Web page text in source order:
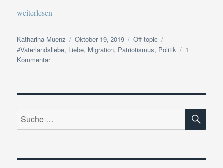
„In eigener Sache | #Vaterlandsliebe“
weiterlesen
Autor
Katharina Muenz
Veröffentlicht
am
Oktober 19, 2019 Kategorien
Off topic
#Vaterlandsliebe, Liebe, Migration, Patriotismus, Politik
1
Kommentarzu
Sache
#Vaterlandsliebe
Suche
nach: